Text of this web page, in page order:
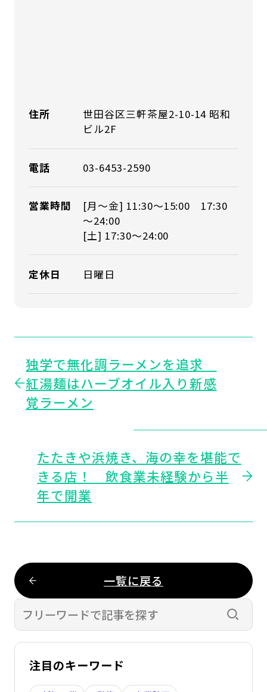
住所
世田谷区三軒茶屋2-10-14 昭和
ビル2F
電話 03-6453-2590
営業時間
[月～金] 11:30～15:00 17:30
～24:00
[土] 17:30～24:00
定休日 日曜日
独学で無化調ラーメンを追求
紅湯麺はハーブオイル入り新感
覚ラーメン
たたきや浜焼き、海の幸を堪能で
きる店！ 飲食業未経験から半
年で開業
一覧に戻る
検索す
注目のキーワード